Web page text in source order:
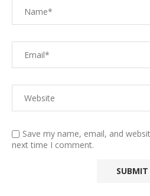
Save my name, email, and
next time I comment.